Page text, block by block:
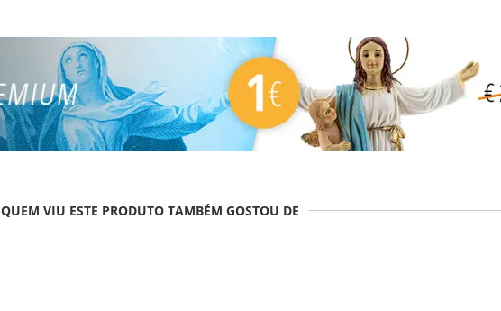
QUEM VIU ESTE PRODUTO TAMBÉM GOSTOU DE